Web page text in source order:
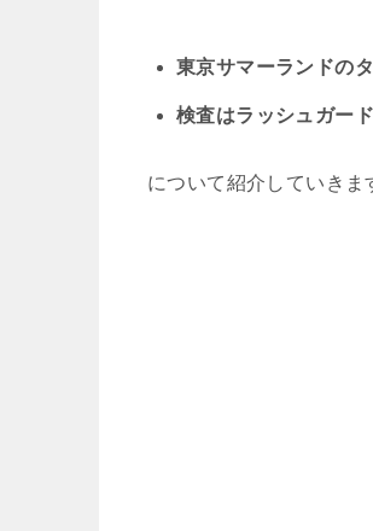
東京サマーランドの
検査はラッシュガー
について紹介していきま